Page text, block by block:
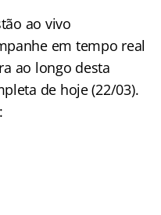
ao vivo
em tempo real
ao longo desta
de hoje (22/03).